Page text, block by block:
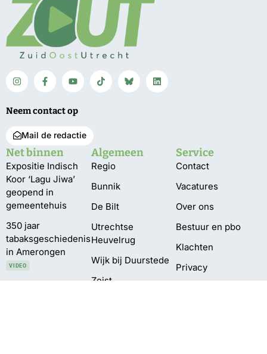
Neem contact op
Mail de redactie
Net binnen
Expositie Indisch
Koor ‘Lagu Jiwa’
geopend in
gemeentehuis
350 jaar
tabaksgeschiedenis
in Amerongen
VIDEO
Algemeen
Regio
Bunnik
De Bilt
Utrechtse
Heuvelrug
Wijk bij Duurstede
Zeist
Service
Contact
Vacatures
Over ons
Bestuur en pbo
Klachten
Privacy